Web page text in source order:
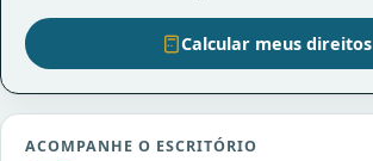
Calcular meus direitos
ACOMPANHE O ESCRITÓRIO